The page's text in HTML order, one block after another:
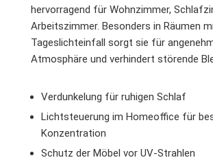
hervorragend für Wohnzimmer,
Arbeitszimmer. Besonders in Räumen
Tageslichteinfall sorgt sie für
Atmosphäre und verhindert störende
Verdunkelung für ruhigen Schlaf
Lichtsteuerung im Homeoffice für
Konzentration
Schutz der Möbel vor UV-Strahlen